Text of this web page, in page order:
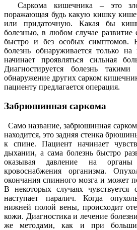
Саркома кишечника – это
поражающая будь какую кишку
или придаточную. Какая бы
болезнью, в любом случае развитие
быстро и без особых симптомов.
болезнь обнаруживается только на
начинает проявляться сильная
Диагностируется болезнь
обнаружение других сарком
пациенту предлагается операция.
Забрюшинная саркома
Само название, забрюшинная
находится, это задняя стенка
к спине. Пациент начинает
дыхании, а сама болезнь быстро
оказывая давление на
кровоснабжения организма.
окончания спинного мозга и может
В некоторых случаях чувствуется
наступает паралич. Когда
нижней полой вены, происходит
кожи. Диагностика и лечение
же методами, как и при